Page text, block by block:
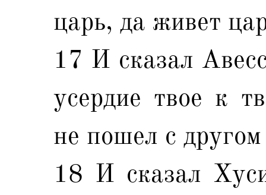
царь, да живет
17 И сказал
усердие твое к
не пошел с
18 И сказал